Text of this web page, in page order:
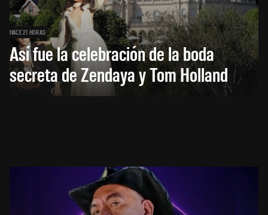
HACE 21 HORAS
Así fue la celebración de la boda
secreta de Zendaya y Tom Holland